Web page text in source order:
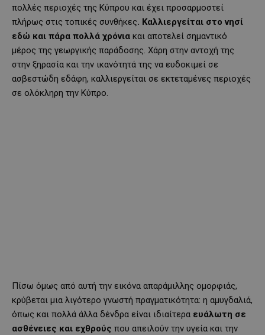
πολλές περιοχές της Κύπρου και έχει προσαρμοστεί
πλήρως στις τοπικές συνθήκες. Καλλιεργείται στο νησί
εδώ και πάρα πολλά χρόνια και αποτελεί σημαντικό
μέρος της γεωργικής παράδοσης. Χάρη στην αντοχή της
στην ξηρασία και την ικανότητά της να ευδοκιμεί σε
ασβεστώδη εδάφη, καλλιεργείται σε εκτεταμένες περιοχές
σε ολόκληρη την Κύπρο.
Πίσω όμως από αυτή την εικόνα απαράμιλλης ομορφιάς,
κρύβεται μια λιγότερο γνωστή πραγματικότητα: η αμυγδαλιά,
όπως και πολλά άλλα δένδρα είναι ιδιαίτερα ευάλωτη σε
ασθένειες και εχθρούς που απειλούν την υγεία και την